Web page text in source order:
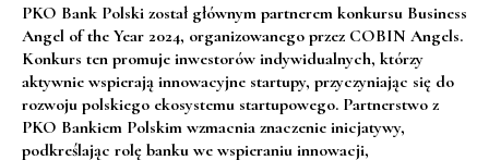
PKO Bank Polski został głównym partnerem konkursu Business
Angel of the Year 2024, organizowanego przez COBIN Angels.
Konkurs ten promuje inwestorów indywidualnych, którzy
aktywnie wspierają innowacyjne startupy, przyczyniając się do
rozwoju polskiego ekosystemu startupowego. Partnerstwo z
PKO Bankiem Polskim wzmacnia znaczenie inicjatywy,
podkreślając rolę banku we wspieraniu innowacji,